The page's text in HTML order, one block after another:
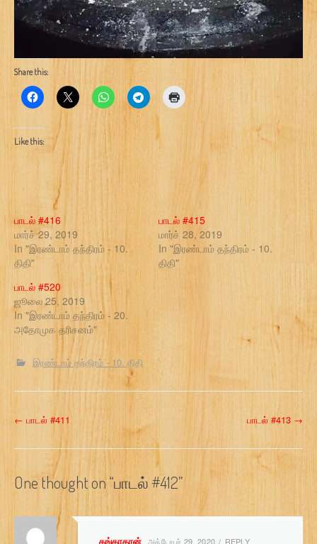
Share this:
Like this:
பாடல் #416
மார்ச் 29, 2019
In "இரண்டாம் தந்திரம் - 10.
திதி"
பாடல் #415
மார்ச் 28, 2019
In "இரண்டாம் தந்திரம் - 10.
திதி"
பாடல் #520
ஜூலை 25, 2019
In "இரண்டாம் தந்திரம் - 20.
அதோமுக தரிசனம்"
இரண்டாம் தந்திரம் - 10. திதி
P
o
s
← பாடல் #411 பாடல் #413 →
One thought on “பாடல் #412”
கங்காதரன் அக்டோபர் 29, 2020 REPLY